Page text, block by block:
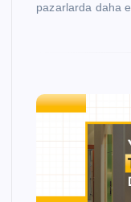
pazarlarda daha